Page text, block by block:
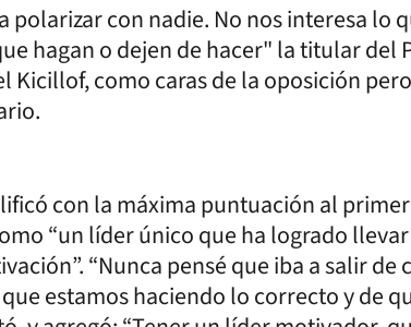
polarizar con nadie. No nos interesa lo
hagan o dejen de hacer" la titular del
Kicillof, como caras de la oposición
con la máxima puntuación al
“un líder único que ha logrado
“Nunca pensé que iba a salir
estamos haciendo lo correcto y de